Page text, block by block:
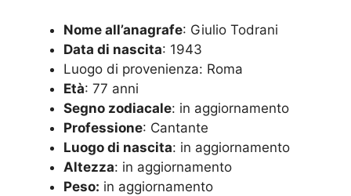
Nome all’anagrafe: Giulio Todrani
Data di nascita: 1943
Luogo di provenienza: Roma
Età: 77 anni
Segno zodiacale: in aggiornamento
Professione: Cantante
Luogo di nascita: in aggiornamento
Altezza: in aggiornamento
Peso: in aggiornamento